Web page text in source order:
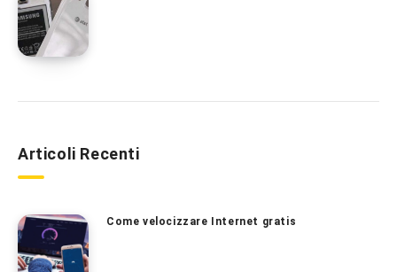
Articoli Recenti
Come velocizzare Internet gratis